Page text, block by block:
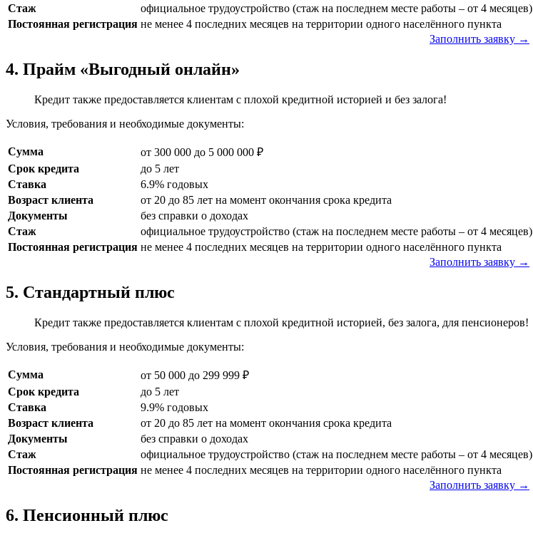
Стаж
официальное трудоустройство (стаж на последнем месте работы – от 4 месяцев)
Постоянная регистрация не менее 4 последних месяцев на территории одного населённого пункта
Заполнить заявку →
4. Прайм «Выгодный онлайн»
Кредит также предоставляется клиентам с плохой кредитной историей и без залога!
Условия, требования и необходимые документы:
Сумма
от 300 000 до 5 000 000 ₽
Срок кредита
до 5 лет
Ставка
6.9% годовых
Возраст клиента
от 20 до 85 лет на момент окончания срока кредита
Документы
без справки о доходах
Стаж
официальное трудоустройство (стаж на последнем месте работы – от 4 месяцев)
Постоянная регистрация не менее 4 последних месяцев на территории одного населённого пункта
Заполнить заявку →
5. Стандартный плюс
Кредит также предоставляется клиентам с плохой кредитной историей, без залога, для пенсионеров!
Условия, требования и необходимые документы:
Сумма
от 50 000 до 299 999 ₽
Срок кредита
до 5 лет
Ставка
9.9% годовых
Возраст клиента
от 20 до 85 лет на момент окончания срока кредита
Документы
без справки о доходах
Стаж
официальное трудоустройство (стаж на последнем месте работы – от 4 месяцев)
Постоянная регистрация не менее 4 последних месяцев на территории одного населённого пункта
Заполнить заявку →
6. Пенсионный плюс